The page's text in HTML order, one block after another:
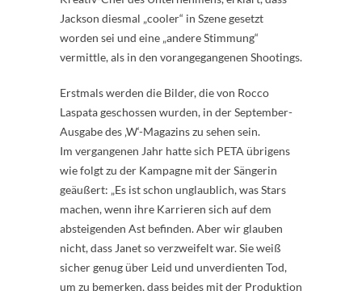
Jackson diesmal „cooler“ in Szene gesetzt
worden sei und eine „andere Stimmung“
vermittle, als in den vorangegangenen Shootings.
Erstmals werden die Bilder, die von Rocco
Laspata geschossen wurden, in der September-
Ausgabe des ‚W‘-Magazins zu sehen sein.
Im vergangenen Jahr hatte sich PETA übrigens
wie folgt zu der Kampagne mit der Sängerin
geäußert: „Es ist schon unglaublich, was Stars
machen, wenn ihre Karrieren sich auf dem
absteigenden Ast befinden. Aber wir glauben
nicht, dass Janet so verzweifelt war. Sie weiß
sicher genug über Leid und unverdienten Tod,
um zu bemerken, dass beides mit der Produktion